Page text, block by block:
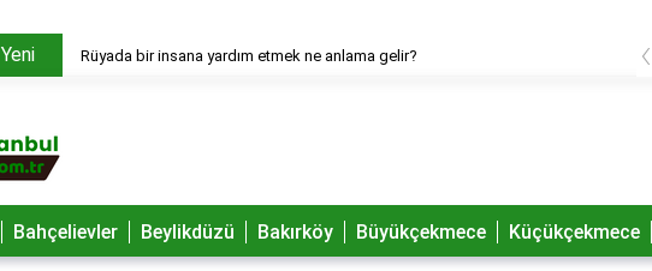
Yeni Rüyada bir insana yardım etmek ne anlama gelir? ‹
Bahçelievler Beylikdüzü Bakırköy Büyükçekmece Küçükçekmece